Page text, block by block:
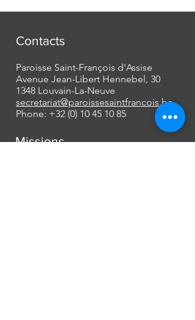
Contacts
Paroisse Saint-François d'Assise
Avenue Jean-Libert Hennebel, 30
1348 Louvain-La-Neuve
secretariat@paroissesaintfrancois.be
Phone: +32 (0) 10 45 10 85
Missions